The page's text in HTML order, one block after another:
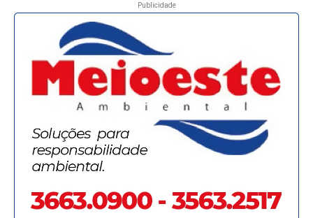
Publicidade